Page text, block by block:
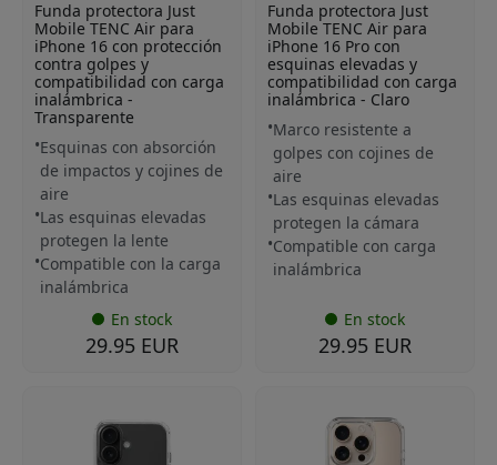
Funda protectora Just
Mobile TENC Air para
iPhone 16 con protección
contra golpes y
compatibilidad con carga
inalámbrica -
Transparente
Esquinas con absorción
de impactos y cojines de
aire
Las esquinas elevadas
protegen la lente
Compatible con la carga
inalámbrica
En stock
29.95 EUR
Funda protectora Just
Mobile TENC Air para
iPhone 16 Pro con
esquinas elevadas y
compatibilidad con carga
inalámbrica - Claro
Marco resistente a
golpes con cojines de
aire
Las esquinas elevadas
protegen la cámara
Compatible con carga
inalámbrica
En stock
29.95 EUR